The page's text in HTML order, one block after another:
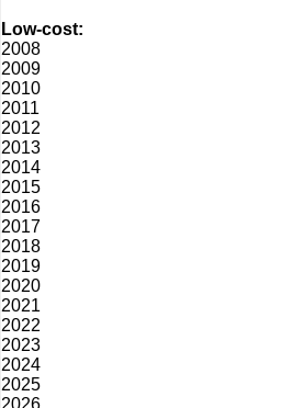
Low-cost:
2008
2009
2010
2011
2012
2013
2014
2015
2016
2017
2018
2019
2020
2021
2022
2023
2024
2025
2026